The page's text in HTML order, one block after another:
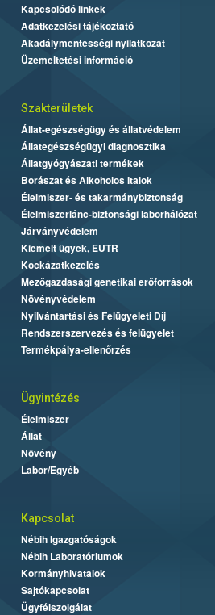
Kapcsolódó linkek
Adatkezelési tájékoztató
Akadálymentességi nyilatkozat
Üzemeltetési információ
Szakterületek
Állat-egészségügy és állatvédelem
Állategészségügyi diagnosztika
Állatgyógyászati termékek
Borászat és Alkoholos Italok
Élelmiszer- és takarmánybiztonság
Élelmiszerlánc-biztonsági laborhálózat
Járványvédelem
Kiemelt ügyek, EUTR
Kockázatkezelés
Mezőgazdasági genetikai erőforrások
Növényvédelem
Nyilvántartási és Felügyeleti Díj
Rendszerszervezés és felügyelet
Termékpálya-ellenőrzés
Ügyintézés
Élelmiszer
Állat
Növény
Labor/Egyéb
Kapcsolat
Nébih Igazgatóságok
Nébih Laboratóriumok
Kormányhivatalok
Sajtókapcsolat
Ügyfélszolgálat